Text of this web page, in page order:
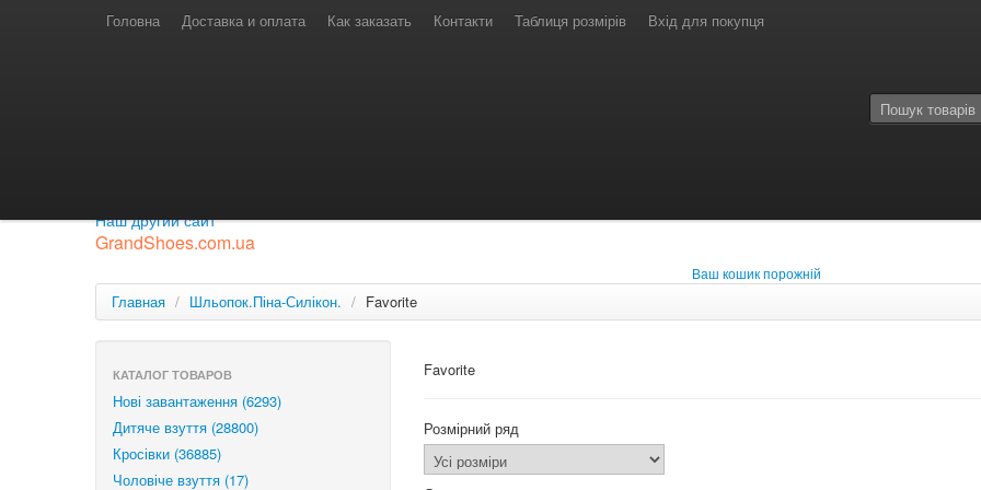
Головна Доставка и оплата Как заказать Контакти Таблиця розмірів Вхід для покупця
Лайф: (063) 527-76-88 МТС: (050) 967-41-33
Наш другий сайт
GrandShoes.com.ua
Ваш кошик порожній
Главная / Шльопок.Піна-Силікон. / Favorite
КАТАЛОГ ТОВАРОВ
Нові завантаження (6293)
Дитяче взуття (28800)
Кросівки (36885)
Чоловіче взуття (17)
Favorite
Розмірний ряд